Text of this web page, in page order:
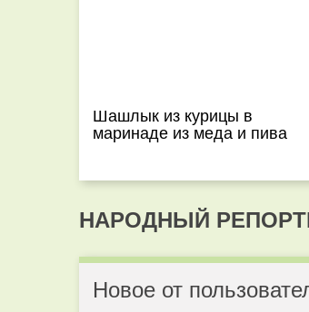
Шашлык из курицы в
маринаде из меда и пива
НАРОДНЫЙ
Новое от